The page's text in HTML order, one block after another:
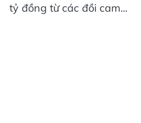
tỷ đồng từ các đồi cam...